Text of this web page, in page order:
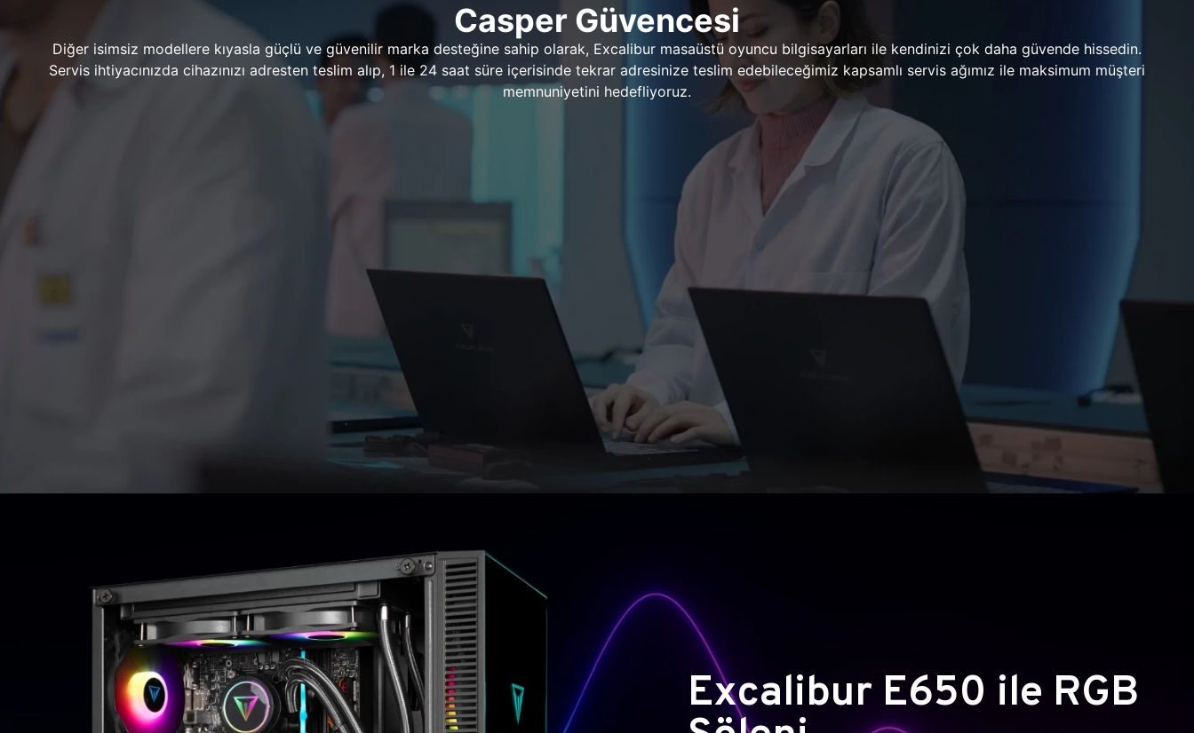
Casper Güvencesi
Diğer isimsiz modellere kıyasla güçlü ve güvenilir marka desteğine sahip olarak, Excalibur masaüstü oyuncu bilgisayarları ile kendinizi çok daha güvende hissedin.
Servis ihtiyacınızda cihazınızı adresten teslim alıp, 1 ile 24 saat süre içerisinde tekrar adresinize teslim edebileceğimiz kapsamlı servis ağımız ile maksimum müşteri
memnuniyetini hedefliyoruz.
Excalibur E650 ile RGB